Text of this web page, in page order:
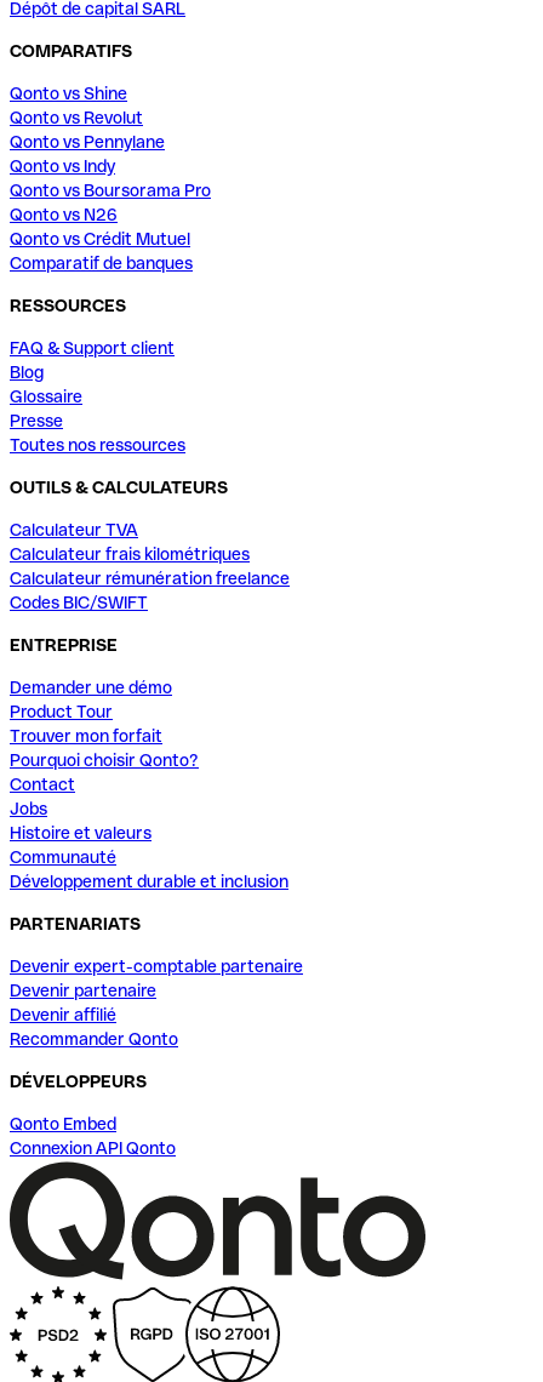
Dépôt de capital SARL
COMPARATIFS
Qonto vs Shine
Qonto vs Revolut
Qonto vs Pennylane
Qonto vs Indy
Qonto vs Boursorama Pro
Qonto vs N26
Qonto vs Crédit Mutuel
Comparatif de banques
RESSOURCES
FAQ & Support client
Blog
Glossaire
Presse
Toutes nos ressources
OUTILS & CALCULATEURS
Calculateur TVA
Calculateur frais kilométriques
Calculateur rémunération freelance
Codes BIC/SWIFT
ENTREPRISE
Demander une démo
Product Tour
Trouver mon forfait
Pourquoi choisir Qonto?
Contact
Jobs
Histoire et valeurs
Communauté
Développement durable et inclusion
PARTENARIATS
Devenir expert-comptable partenaire
Devenir partenaire
Devenir affilié
Recommander Qonto
DÉVELOPPEURS
Qonto Embed
Connexion API Qonto